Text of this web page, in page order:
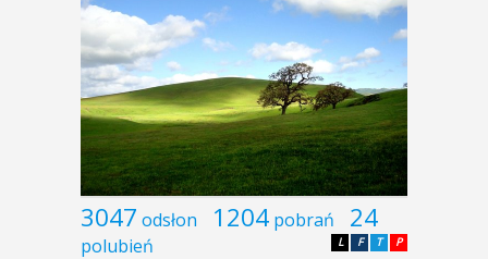
3047 odsłon 1204 pobrań 24
polubień P
T
F
L